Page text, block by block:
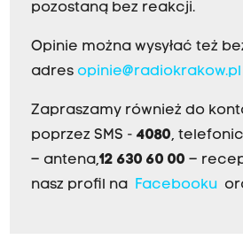
pozostaną bez reakcji.
Opinie można wysyłać też
adres opinie@radiokrakow.pl
Zapraszamy również do
poprzez SMS - 4080,
– antena,12 630 60 00 –
nasz profil na Facebooku